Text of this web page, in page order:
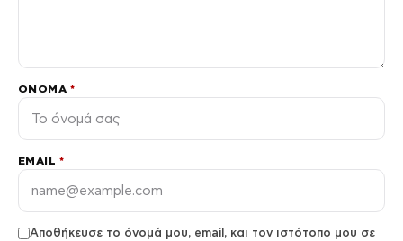
ΌΝΟΜΑ *
EMAIL *
Αποθήκευσε το όνομά μου, email, και τον ιστότοπο μου σε